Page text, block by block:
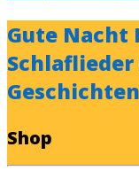
Gute Nacht
Shop